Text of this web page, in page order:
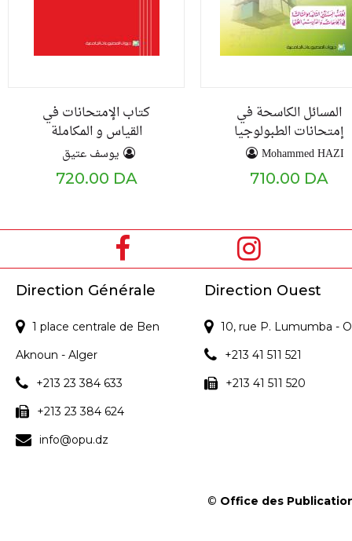
كتاب الإمتحانات في
القياس و المكاملة
يوسف عتيق
720.00 DA
المسائل الكاسحة في
إمتحانات الطبولوجيا
Mohammed HAZI
710.00 DA
Direction Générale
1 place centrale de Ben
Aknoun - Alger
+213 23 384 633
+213 23 384 624
info@opu.dz
Direction Ouest
10, rue P. Lumumba -
+213 41 511 521
+213 41 511 520
© Office des